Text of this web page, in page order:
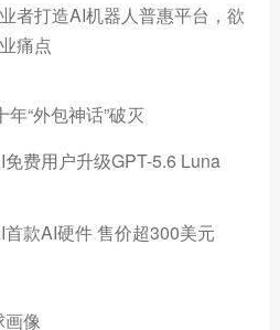
者打造AI机器人普惠平台，欲
痛点
“外包神话”破灭
费用户升级GPT-5.6 Luna
款AI硬件 售价超300美元
像